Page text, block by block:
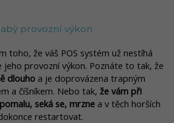
provozní výkon
toho, že váš POS systém už nestíhá
provozní výkon. Poznáte to tak, že
dlouho a je doprovázena trapným
a číšníkem. Nebo tak, že vám při
seká se, mrzne a v těch horších
restartovat.